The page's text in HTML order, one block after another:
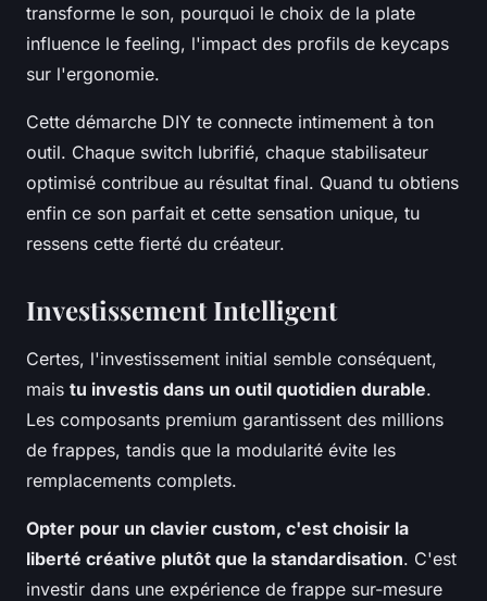
transforme le son, pourquoi le choix de la plate
influence le feeling, l'impact des profils de keycaps
sur l'ergonomie.
Cette démarche DIY te connecte intimement à ton
outil. Chaque switch lubrifié, chaque stabilisateur
optimisé contribue au résultat final. Quand tu obtiens
enfin ce son parfait et cette sensation unique, tu
ressens cette fierté du créateur.
Investissement Intelligent
Certes, l'investissement initial semble conséquent,
mais tu investis dans un outil quotidien durable.
Les composants premium garantissent des millions
de frappes, tandis que la modularité évite les
remplacements complets.
Opter pour un clavier custom, c'est choisir la
liberté créative plutôt que la standardisation. C'est
investir dans une expérience de frappe sur-mesure